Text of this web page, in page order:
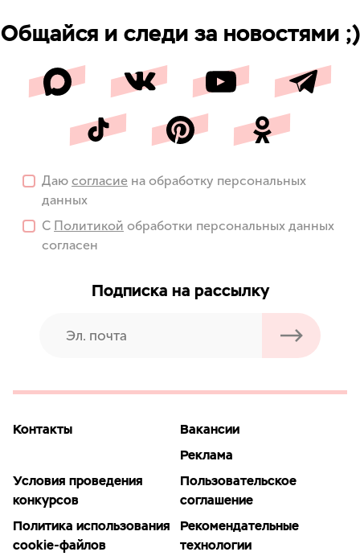
Общайся и следи за новостями ;)
Даю согласие на обработку персональных
данных
С Политикой обработки персональных данных
согласен
Подписка на рассылку
Контакты
Вакансии
Реклама
Условия проведения
конкурсов
Пользовательское
соглашение
Политика использования
cookie-файлов
Рекомендательные
технологии